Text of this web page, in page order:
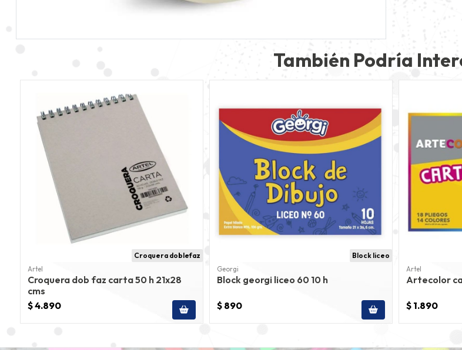
También Podría
Croquera doblefaz
Artel
Croquera dob faz carta 50 h 21x28
cms
$ 4.890
Block liceo
Georgi
Block georgi liceo 60 10 h
$ 890
Artel
Artecolor
$ 1.890